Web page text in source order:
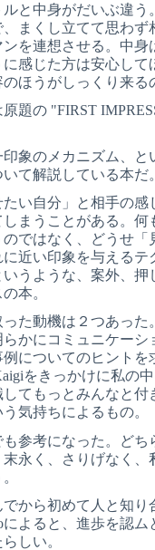
ルと中身がだいぶ違う
、まくし立てて思わず
を連想させる。中身
感じた方は安心して
ほうがしっくり来る
題の "FIRST
象のメカニズム、と
て解説している本だ。
い自分」と相手の感
まうことがある。何
ではなく、どうせ「
近い印象を与えるテ
うような、案外、押
本。
った動機は２つあった
かにコミュニケーシ
についてのヒントを
をきっかけに私の中
てもっとみんなと付
気持ちによるもの。
も参考になった。どち
永く、さりげなく、
でから初めて人と知り
によると、進歩を認ム
しい。